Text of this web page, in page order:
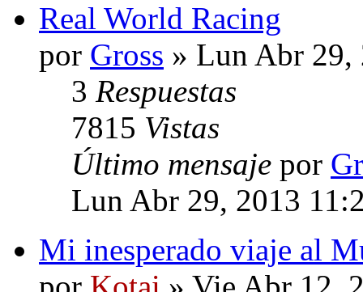
Real World Racing
por Gross » Lun Abr 29,
3 Respuestas
7815 Vistas
Último mensaje por
Lun Abr 29, 2013
Mi inesperado viaje al